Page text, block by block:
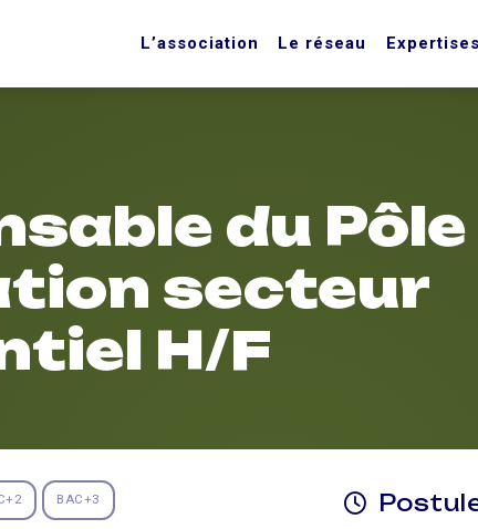
L’association Le réseau Expertises
du Pôle
secteur
H/F
BAC+3